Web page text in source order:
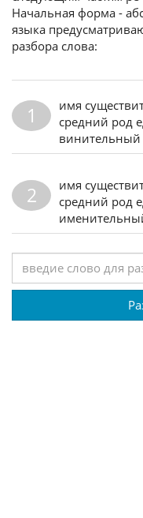
Начальная форма -
языка
разбора слова:
1
имя
средний род
винительный
2
имя
средний род